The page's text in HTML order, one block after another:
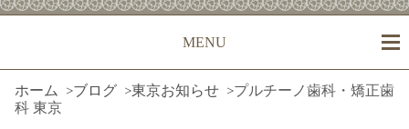
MENU
ホーム >ブログ >東京お知らせ >プルチーノ歯科・矯正歯
科 東京